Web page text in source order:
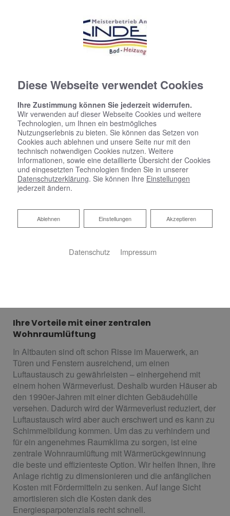
Zentrale Wohnraumlüftung
Ihr Wohlfühlklima - jederzeit
zentrale Wohnraumlüftung in Ihrem Altbau nach? Wir
Ihre Vorteile mit einer zentralen
Wohnraumlüftung
In Altbauten sind oft schon Risse im Mauerwerk, an
Türen und Fenstern ausreichend, um einen
Luftaustausch zu gewährleisten – einhergehend mit
einem hohen Wärmeverlust. Deshalb wurden Häuser ab
den 1990er-Jahren mit einer dichten Gebäudehülle
versehen. Dadurch wird der Wärmeverlust reduziert, der
Luftaustausch wird aber auch erschwert und es kann zu
Schimmelbildung kommen. Um das zu verhindern und
für ein angenehmes Raumklima zu sorgen, ist eine
zentrale Wohnraumlüftung mit Wärmerückgewinnung
die beste und effizienteste Option. Wir helfen Ihnen, Ihre
Anlage richtig zu dimensionieren und die anfänglichen
Kosten mit Fördermitteln zu senken. Auf lange Sicht
amortisieren sich die Kosten dank des
Energiesparpotenzials recht schnell.
Diese Webseite verwendet Cookies
Ihre Zustimmung können Sie jederzeit widerrufen.
Wir verwenden auf dieser Webseite Cookies und weitere
Technologien, um Ihnen ein bestmögliches
Nutzungserlebnis zu bieten. Sie können das Setzen von
Cookies auch ablehnen und unsere Seite nur mit den
technisch notwendigen Cookies nutzen. Weitere
Informationen, sowie eine detaillierte Übersicht der Cookies
und eingesetzten Technologien finden Sie in unserer
Datenschutzerklärung. Sie können Ihre Einstellungen
jederzeit ändern.
Akzeptieren
Einstellungen
Ablehnen
Ablehnen
Datenschutz Impressum